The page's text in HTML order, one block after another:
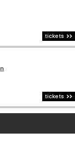
tickets
tickets